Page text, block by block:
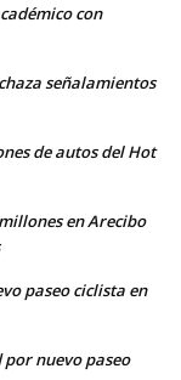
con
señalamientos
de autos del Hot
en Arecibo
paseo ciclista en
nuevo paseo